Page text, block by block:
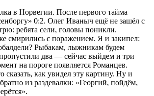
в Норвегии. После первого тайма
0:2. Олег Иваныч ещё не зашёл с
ребята сели, головы поникли.
смирились с поражением. Я и закипел:
Рыбакам, лыжникам будем
два — сейчас выйдем и три
на пороге появляется Романцев.
сказать, как увидел эту картину. Ну и
из раздевалки: «Георгий, пойдём,